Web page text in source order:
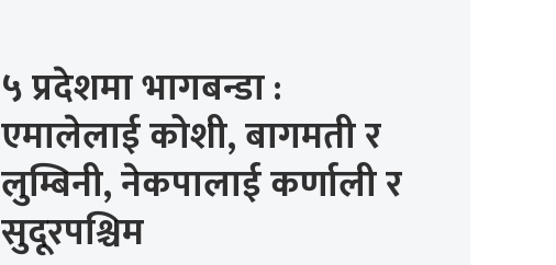
५ प्रदेशमा भागबन्डा :
एमालेलाई कोशी, बागमती र
लुम्बिनी, नेकपालाई कर्णाली र
सुदूरपश्चिम